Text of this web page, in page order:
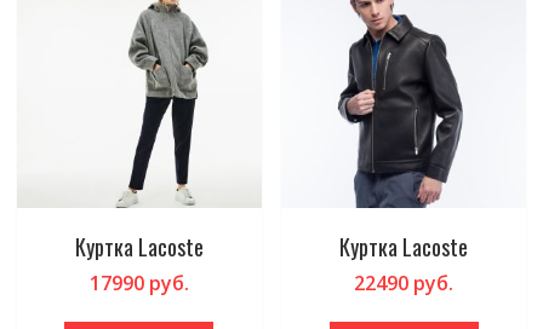
Куртка Lacoste
17990руб.
Куртка Lacoste
22490 руб.